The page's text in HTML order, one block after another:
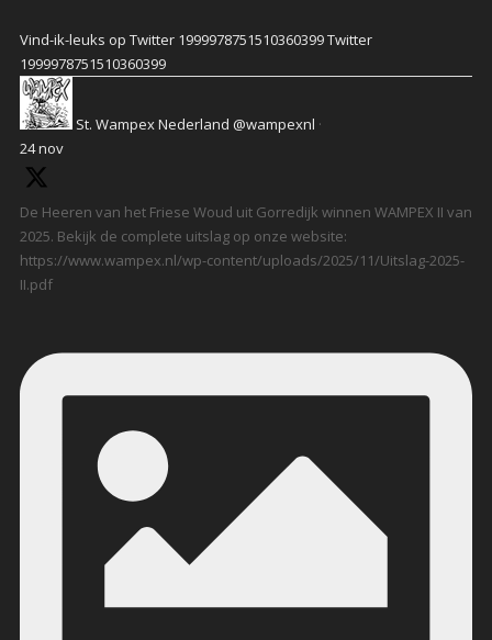
Vind-ik-leuks op Twitter 1999978751510360399Twitter
1999978751510360399
St. Wampex Nederland @wampexnl ·
24 nov
De Heeren van het Friese Woud uit Gorredijk winnen WAMPEX II van
2025. Bekijk de complete uitslag op onze website:
https://www.wampex.nl/wp-content/uploads/2025/11/Uitslag-2025-
II.pdf